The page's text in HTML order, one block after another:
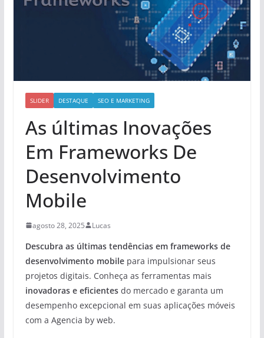
SLIDER DESTAQUE SEO E MARKETING
As últimas Inovações
Em Frameworks De
Desenvolvimento
Mobile
agosto 28, 2025 Lucas
Descubra as últimas tendências em frameworks de
desenvolvimento mobilepara impulsionar seus
projetos digitais. Conheça as ferramentas mais
inovadoras e eficientesdo mercado e garanta um
desempenho excepcional em suas aplicações móveis
com a Agencia by web.